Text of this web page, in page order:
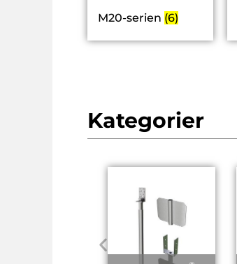
M20-serien (6)
Kategorier